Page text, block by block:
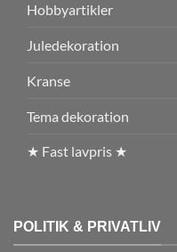
Hobbyartikler
Juledekoration
Kranse
Tema dekoration
★ Fast lavpris ★
POLITIK & PRIVATLIV